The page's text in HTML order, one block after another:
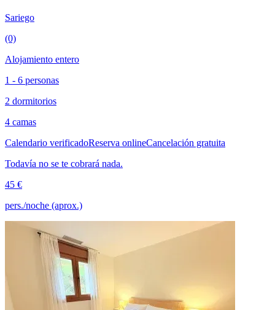
Sariego
(0)
Alojamiento entero
1 - 6 personas
2 dormitorios
4 camas
Calendario verificadoReserva onlineCancelación gratuita
Todavía no se te cobrará nada.
45 €
pers./noche (aprox.)